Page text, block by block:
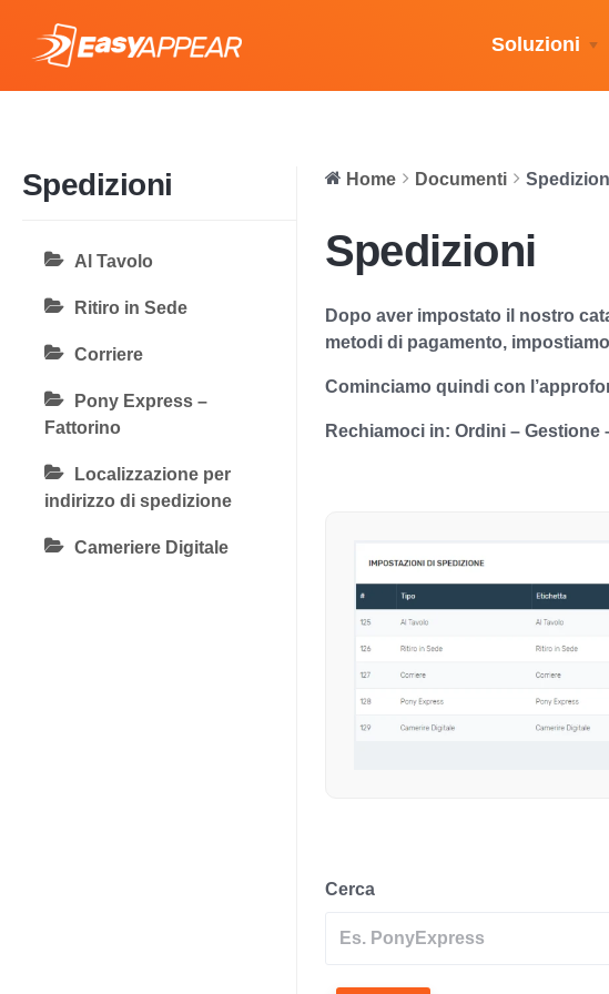
Soluzioni
Spedizioni
Al Tavolo
Ritiro in Sede
Corriere
Pony Express –
Fattorino
Localizzazione per
indirizzo di spedizione
Cameriere Digitale
Home Documenti
Spedizioni
Dopo aver impostato il nostro
metodi di pagamento,
Cominciamo quindi con
Rechiamoci in: Ordini – Gestione
Cerca